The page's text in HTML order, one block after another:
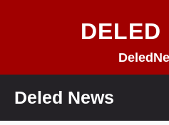
DELED
Deled News